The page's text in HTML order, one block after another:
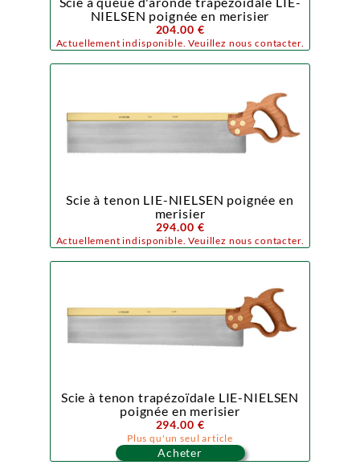
NIELSEN poignée en merisier
204.00 €
Actuellement indisponible. Veuillez nous contacter.
Scie à tenon LIE-NIELSEN poignée en
merisier
294.00 €
Actuellement indisponible. Veuillez nous contacter.
Scie à tenon trapézoïdale LIE-NIELSEN
poignée en merisier
294.00 €
Plus qu'un seul article
Acheter